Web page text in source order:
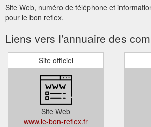
Site Web, numéro de téléphone et
pour le bon reflex.
Liens vers l'annuaire des
Site officiel
Site Web
www.le-bon-reflex.fr